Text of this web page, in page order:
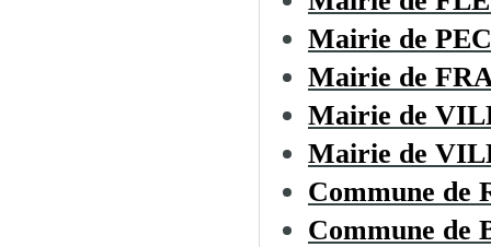
Mairie de
Mairie de
Mairie de
Mairie de
Commune de
Commune de